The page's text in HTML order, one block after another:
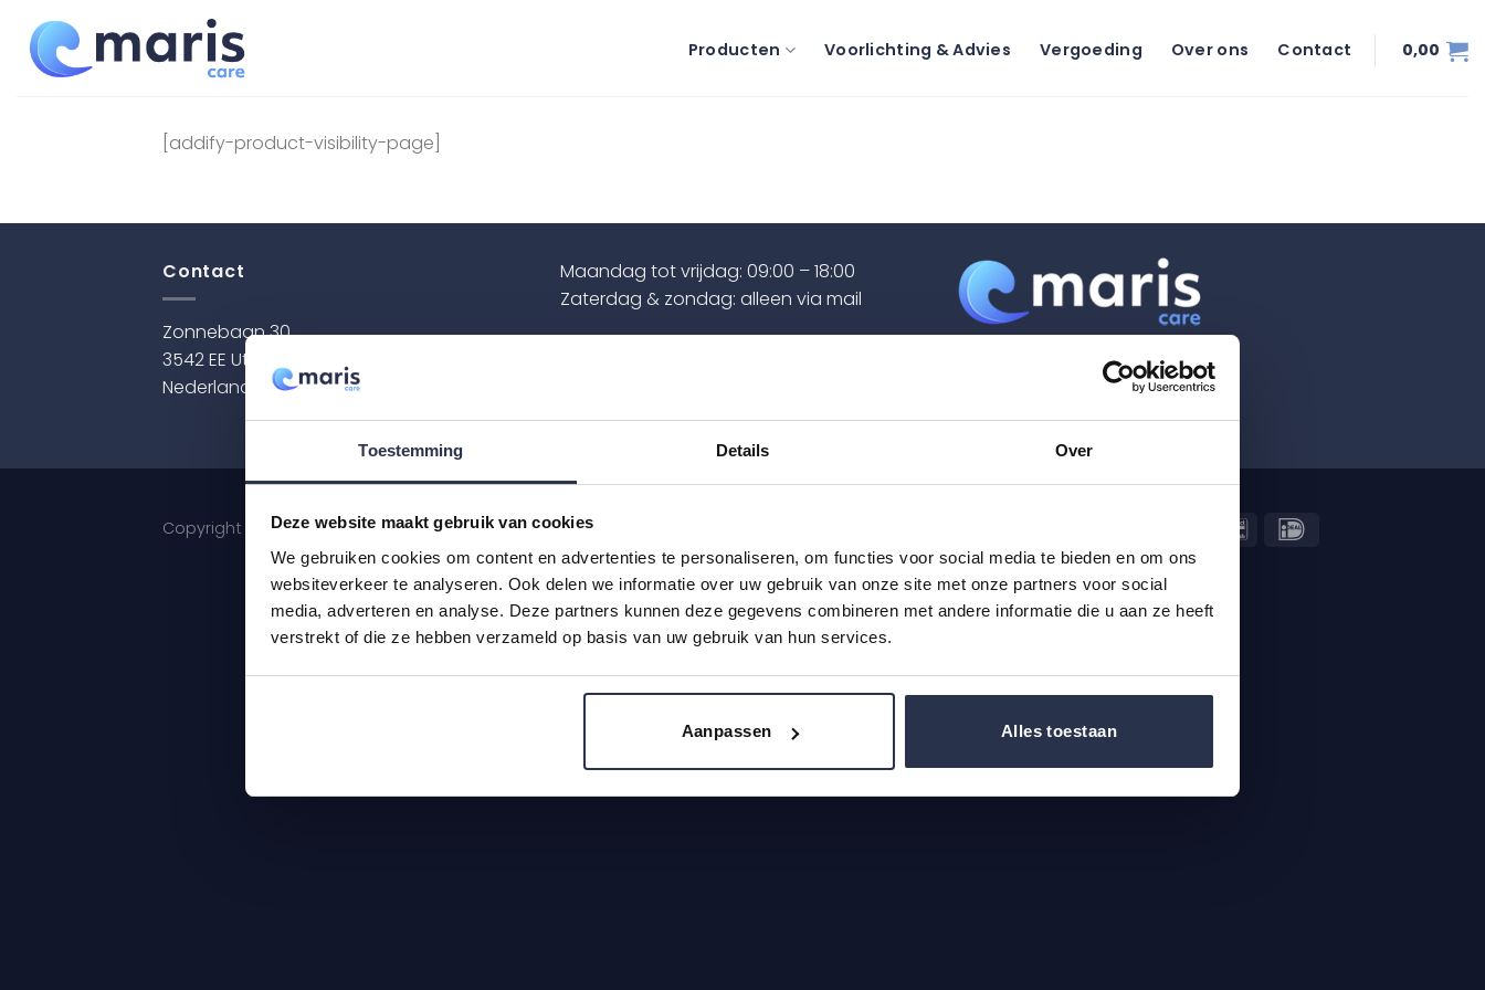
Toestemming Details Over
Deze website maakt gebruik van cookies
We gebruiken cookies om content en advertenties te personaliseren, om functies voor social media te bieden en om ons
websiteverkeer te analyseren. Ook delen we informatie over uw gebruik van onze site met onze partners voor social
media, adverteren en analyse. Deze partners kunnen deze gegevens combineren met andere informatie die u aan ze heeft
verstrekt of die ze hebben verzameld op basis van uw gebruik van hun services.
Aanpassen Alles toestaan
naar
inhoud
Producten Voorlichting & Advies Vergoeding Over ons Contact 0,00
[addify-product-visibility-page]
Contact
Zonnebaan 30
3542 EE Utrecht
Nederland
Maandag tot vrijdag: 09:00 – 18:00
Zaterdag & zondag: alleen via mail
Copyright 2026 © Maris Care |Algemene voorwaarden